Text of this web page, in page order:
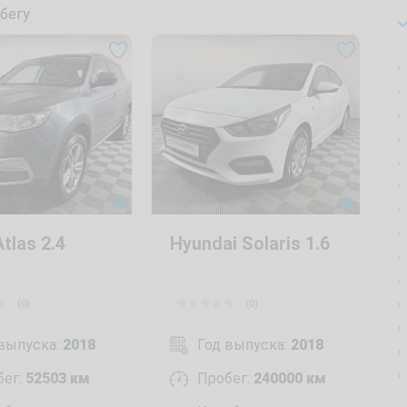
2.4
2018
52503 км
Hyundai Solaris 1.6
Год выпуска: 2018
Пробег: 240000 км